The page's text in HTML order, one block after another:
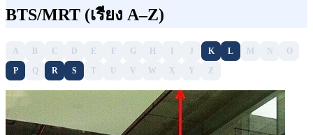
BTS/MRT (เรียง A–Z)
A B C D E F G J K L M N
O
P
Q R S T U V W X Y Z